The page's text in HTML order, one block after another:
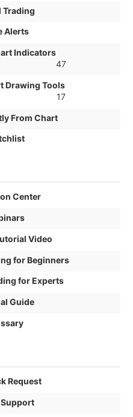
Trading
Alerts
Indicators
47
Drawing Tools
17
From Chart
Center
Video
for Beginners
for Experts
Guide
Request